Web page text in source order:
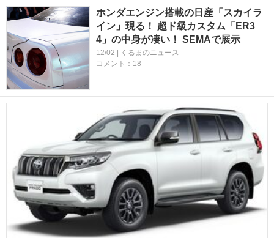
ホンダエンジン搭載の日産「スカイラ
イン」現る！ 超ド級カスタム「ER3
4」の中身が凄い！ SEMAで展示
12/02 | くるまのニュース
コメント：18